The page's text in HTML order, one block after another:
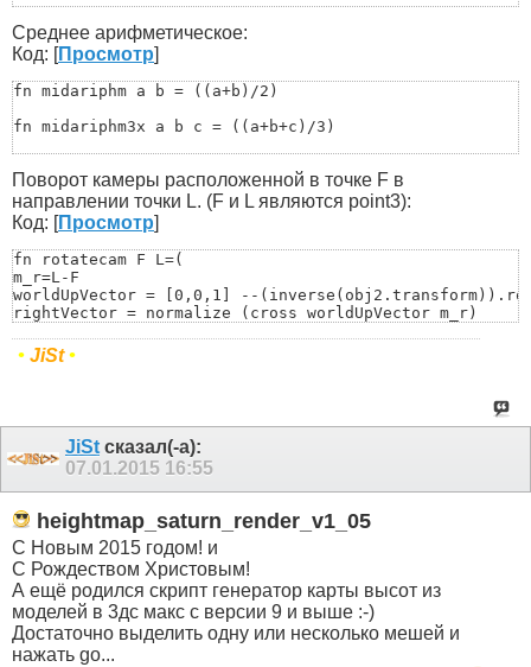
&nbsp;&nbsp;&nbsp;&nbsp;&nbsp;&nbsp;local mult = 10.0
)
-- example
-- round_to 3.625 2			->	3.63
fn minimum_3 a b c = (if (minimum a b)>c then c else
fn minimumArr Arr =(
a=Arr[Arr.count-1]
for i=Arr.count-1 to 1 by -1 do
if a>Arr[i+1] then a=Arr[i+1]
)
return a
)
fn maximumArr Arr =(
a=Arr[Arr.count-1]
for i=Arr.count-1 to 1 by -1 do
(
if a<Arr[i+1] then a=Arr[i+1]
)
return a
Среднее арифметическое:
Код: [Просмотр]
fn midariphm a b = ((a+b)/2)
fn midariphm3x a b c = ((a+b+c)/3)
	a=0
	for i=1 to Arr.count do(a+=Arr[i])
	b=a/Arr.count
	return b
	)
Поворот камеры расположенной в точке F в
направлении точки L. (F и L являются point3):
Код: [Просмотр]
fn rotatecam F L=(
m_r=L-F
worldUpVector = [0,0,1] --
rightVector = normalize (cross worldUpVector m_r)
cam_rotate=matrix3 rightVector upVector m_r L
return cam_rotate)
• JiSt•
JiSt сказал(-а):
07.01.2015 16:55
heightmap_saturn_render_v1_05
С Новым 2015 годом! и
С Рождеством Христовым!
А ещё родился скрипт генератор карты высот из
моделей в 3дс макс с версии 9 и выше :-)
Достаточно выделить одну или несколько мешей и
нажать go...